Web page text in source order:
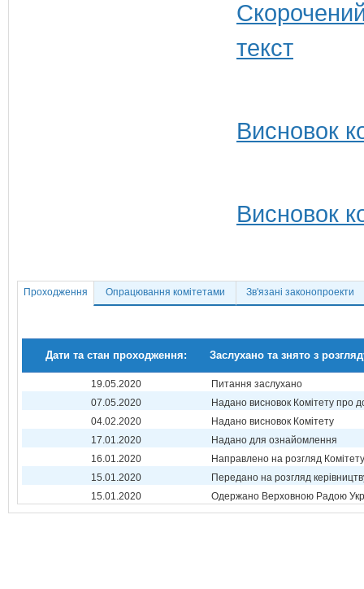
Висновок
Висновок
Проходження Опрацювання комітетами Зв'язані законопроекти
Дати та стан проходження: Заслухано та знято з
19.05.2020
Питання заслухано
07.05.2020
Надано висновок Комітету про
04.02.2020
Надано висновок Комітету
17.01.2020
Надано для ознайомлення
16.01.2020
Направлено на розгляд Комітету
15.01.2020
Передано на розгляд
15.01.2020
Одержано Верховною Радою